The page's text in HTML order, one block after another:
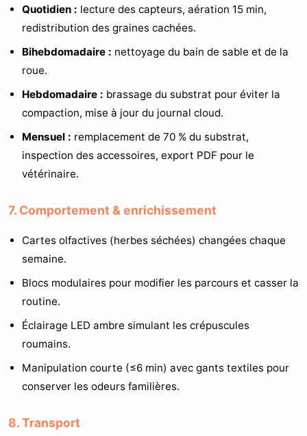
Quotidien : lecture des capteurs, aération 15 min,
redistribution des graines cachées.
Bihebdomadaire : nettoyage du bain de sable et de la
roue.
Hebdomadaire : brassage du substrat pour éviter la
compaction, mise à jour du journal cloud.
Mensuel : remplacement de 70 % du substrat,
inspection des accessoires, export PDF pour le
vétérinaire.
7. Comportement & enrichissement
Cartes olfactives (herbes séchées) changées chaque
semaine.
Blocs modulaires pour modifier les parcours et casser la
routine.
Éclairage LED ambre simulant les crépuscules
roumains.
Manipulation courte (≤6 min) avec gants textiles pour
conserver les odeurs familières.
8. Transport